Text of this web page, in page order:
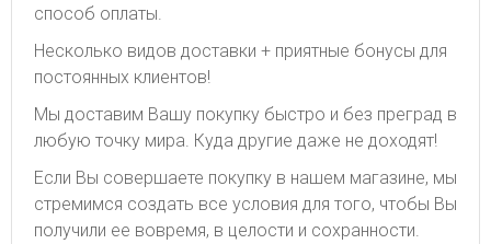
способ оплаты.
Несколько видов доставки + приятные бонусы для
постоянных клиентов!
Мы доставим Вашу покупку быстро и без преград в
любую точку мира. Куда другие даже не доходят!
Если Вы совершаете покупку в нашем магазине, мы
стремимся создать все условия для того, чтобы Вы
получили ее вовремя, в целости и сохранности.